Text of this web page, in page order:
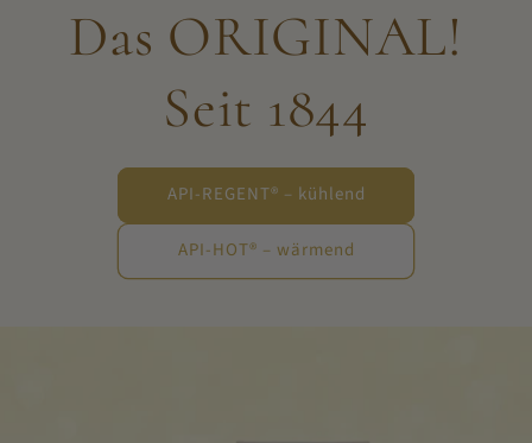
Das ORIGINAL!
Seit 1844
API-REGENT® – kühlend
API-HOT® – wärmend